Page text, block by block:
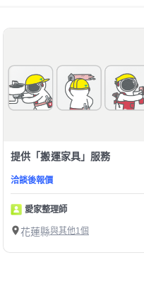
提供「搬運家具」服務
洽談後報價
愛家整理師
花蓮縣與其他1個